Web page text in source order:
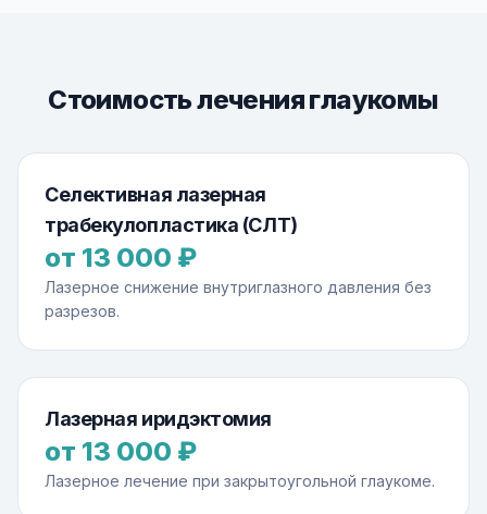
Стоимость лечения глаукомы
Селективная лазерная
трабекулопластика (СЛТ)
от 13 000 ₽
Лазерное снижение внутриглазного давления без
разрезов.
Лазерная иридэктомия
от 13 000 ₽
Лазерное лечение при закрытоугольной глаукоме.